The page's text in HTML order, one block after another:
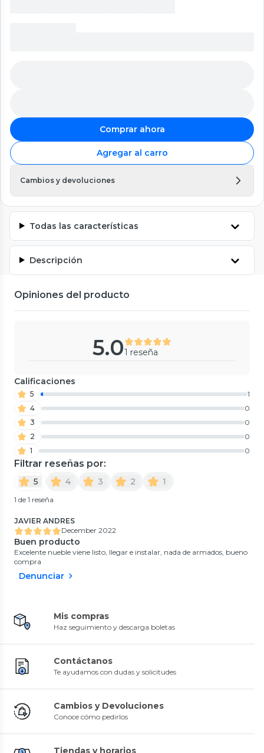
Comprar ahora
Agregar al carro
Cambios y devoluciones
Todas las características
Descripción
Opiniones del producto
5.01 reseña
Calificaciones
5
1
4
0
3
0
2
0
1
0
Filtrar reseñas por:
5 4 3 2 1
1 de 1 reseña
JAVIER ANDRES
December 2022
Buen producto
Excelente nueble viene listo, llegar e instalar, nada de armados, bueno
compra
Denunciar
Mis compras
Haz seguimiento y descarga boletas
Contáctanos
Te ayudamos con dudas y solicitudes
Cambios y Devoluciones
Conoce cómo pedirlos
Tiendas y horarios